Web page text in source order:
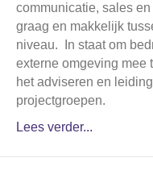
communicatie, sales
graag en makkelijk
niveau. In staat om
externe omgeving mee
het adviseren en
projectgroepen.
Lees verder...